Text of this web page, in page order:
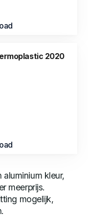
2020
kleur,
meerprijs.
mogelijk,